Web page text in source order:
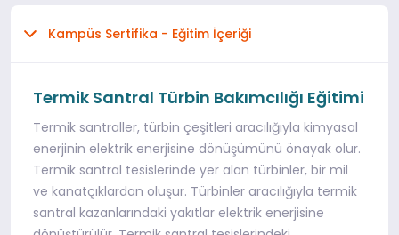
Kampüs Sertifika - Eğitim İçeriği
Termik Santral Türbin Bakımcılığı Eğitimi
Termik santraller, türbin çeşitleri aracılığıyla kimyasal
enerjinin elektrik enerjisine dönüşümünü önayak olur.
Termik santral tesislerinde yer alan türbinler, bir mil
ve kanatçıklardan oluşur. Türbinler aracılığıyla termik
santral kazanlarındaki yakıtlar elektrik enerjisine